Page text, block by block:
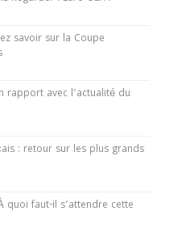
savoir sur la Coupe
rapport avec l’actualité du
: retour sur les plus grands
quoi faut-il s’attendre cette